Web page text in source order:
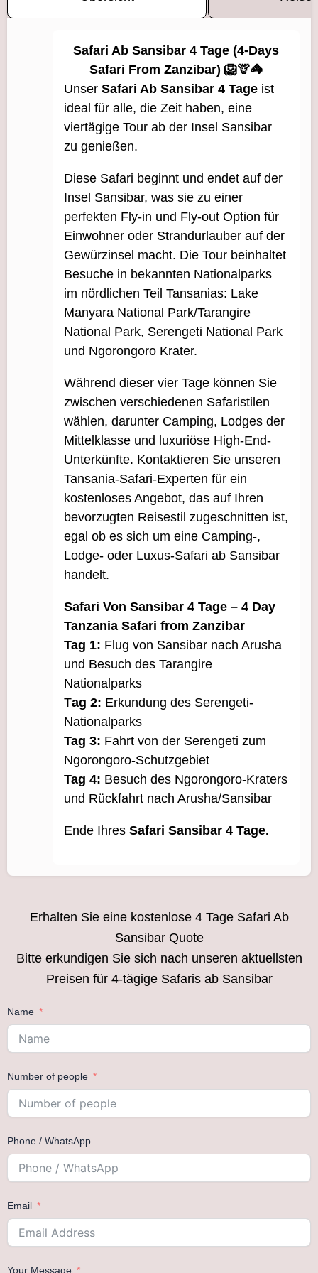
Safari Ab Sansibar 4 Tage (4-Days
Safari From Zanzibar) 🦁🦒🦓
Unser Safari Ab Sansibar 4 Tage ist
ideal für alle, die Zeit haben, eine
viertägige Tour ab der Insel Sansibar
zu genießen.
Diese Safari beginnt und endet auf der
Insel Sansibar, was sie zu einer
perfekten Fly-in und Fly-out Option für
Einwohner oder Strandurlauber auf der
Gewürzinsel macht. Die Tour beinhaltet
Besuche in bekannten Nationalparks
im nördlichen Teil Tansanias: Lake
Manyara National Park/Tarangire
National Park, Serengeti National Park
und Ngorongoro Krater.
Während dieser vier Tage können Sie
zwischen verschiedenen Safaristilen
wählen, darunter Camping, Lodges der
Mittelklasse und luxuriöse High-End-
Unterkünfte. Kontaktieren Sie unseren
Tansania-Safari-Experten für ein
kostenloses Angebot, das auf Ihren
bevorzugten Reisestil zugeschnitten ist,
egal ob es sich um eine Camping-,
Lodge- oder Luxus-Safari ab Sansibar
handelt.
Safari Von Sansibar 4 Tage – 4 Day
Tanzania Safari from Zanzibar
Tag 1: Flug von Sansibar nach Arusha
und Besuch des Tarangire
Nationalparks
Tag 2: Erkundung des Serengeti-
Nationalparks
Tag 3: Fahrt von der Serengeti zum
Ngorongoro-Schutzgebiet
Tag 4: Besuch des Ngorongoro-Kraters
und Rückfahrt nach Arusha/Sansibar
Ende Ihres Safari Sansibar 4 Tage.
Erhalten Sie eine kostenlose 4 Tage Safari Ab
Sansibar Quote
Bitte erkundigen Sie sich nach unseren aktuellsten
Preisen für 4-tägige Safaris ab Sansibar
Name
Number of people
Phone / WhatsApp
Email
Your Message